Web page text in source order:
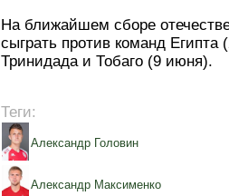
На ближайшем сборе
сыграть против команд
Тринидада и Тобаго (9 июня).
Теги:
Александр Головин
Александр Максименко